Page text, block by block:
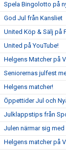
Spela Bingolotto på
God Jul från Kansliet
United Köp & Sälj på
United på YouTube!
Helgens Matcher på
Seniorernas julfest
Helgens matcher!
Öppettider Jul och
Julklappstips från
Julen närmar sig
Helgens matcher på